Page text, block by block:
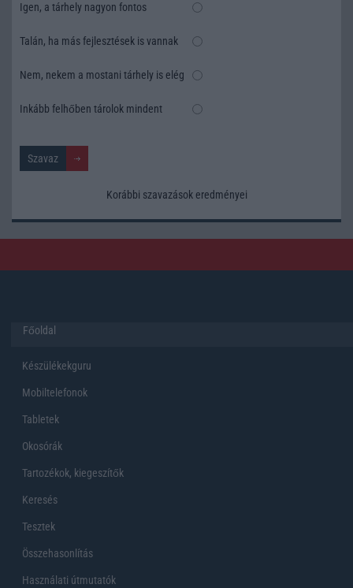
Igen, a tárhely nagyon fontos
Talán, ha más fejlesztések is vannak
Nem, nekem a mostani tárhely is elég
Inkább felhőben tárolok mindent
Korábbi szavazások eredményei
Főoldal
Készülékekguru
Mobiltelefonok
Tabletek
Okosórák
Tartozékok, kiegeszítők
Keresés
Tesztek
Összehasonlítás
Használati útmutatók